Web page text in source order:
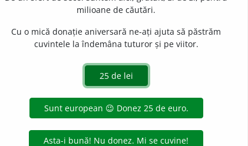
carâmb+scălămba] (Reg) A se curba.
milioane de căutări.
Cu o mică donație aniversară ne-ați ajuta să păstrăm
cuvintele la îndemâna tuturor și pe viitor.